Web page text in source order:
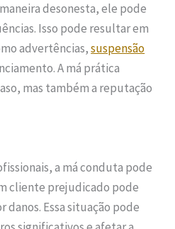
desonesta, ele pode
Isso pode resultar em
advertências,suspensão
A má prática
mas também a reputação
a má conduta pode
cliente prejudicado pode
danos. Essa situação pode